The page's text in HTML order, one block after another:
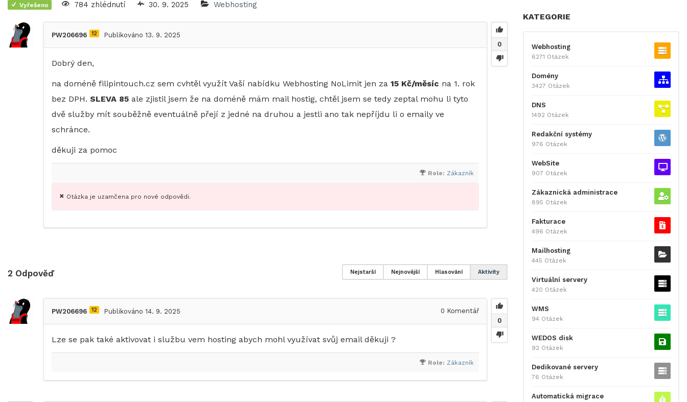
Vyřešeno 784 zhlédnutí 30. 9. 2025 Webhosting
0
PW206696 12 Publikováno 13. 9. 2025
Dobrý den,
na doméně filipintouch.cz sem cvhtěl využít Vaší nabídku Webhosting NoLimit jen za 15 Kč/měsíc na 1. rok
bez DPH. SLEVA 85 ale zjistil jsem že na doméně mám mail hostig, chtěl jsem se tedy zeptal mohu li tyto
dvě služby mít souběžně eventuálně přejí z jedné na druhou a jestli ano tak nepříjdu li o emaily ve
schránce.
děkuji za pomoc
Role: Zákazník
Otázka je uzamčena pro nové odpovědi.
2 Odpověď Aktivity
Hlasování
Nejnovější
Nejstarší
0
PW206696 12 Publikováno 14. 9. 2025 0 Komentář
Lze se pak také aktivovat i službu vem hosting abych mohl využívat svůj email děkuji ?
Role: Zákazník
KATEGORIE
Webhosting
6271 Otázek
Domény
3427 Otázek
DNS
1492 Otázek
Redakční systémy
976 Otázek
WebSite
907 Otázek
Zákaznická administrace
895 Otázek
Fakturace
496 Otázek
Mailhosting
445 Otázek
Virtuální servery
420 Otázek
WMS
94 Otázek
WEDOS disk
92 Otázek
Dedikované servery
76 Otázek
Automatická migrace